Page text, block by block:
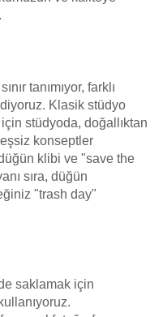
tanımıyor, farklı
Klasik stüdyo
stüdyoda, doğallıktan
konseptler
klibi ve "save the
sıra, düğün
"trash day"
saklamak için